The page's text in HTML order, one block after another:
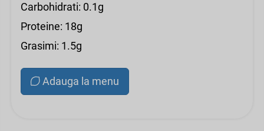
Carbohidrati: 0.1g
Proteine: 18g
Grasimi: 1.5g
Adauga la menu